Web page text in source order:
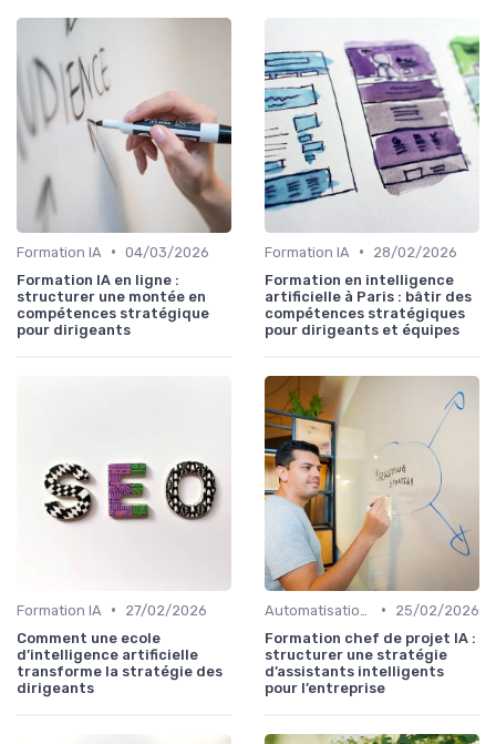
Formation IA • 04/03/2026
Formation IA en ligne :
structurer une montée en
compétences stratégique
pour dirigeants
Formation IA •
28/02/2026
Formation en intelligence
artificielle à Paris : bâtir des
compétences stratégiques
pour dirigeants et équipes
Formation IA •
27/02/2026
Comment une ecole
d’intelligence artificielle
transforme la stratégie des
dirigeants
•
25/02/2026
Formation chef de projet IA :
structurer une stratégie
d’assistants intelligents
pour l’entreprise